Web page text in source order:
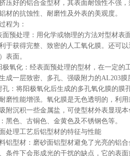
压好的铝合金型材，其表面耐蚀性不强
材的抗蚀性、耐磨性及外表的美观度。
程为：
面预处理：用化学或物理的方法对型材表
于获得完整、致密的人工氧化膜。还可
表面。
极氧化：经表面预处理的型材，在一定的
成一层致密、多孔、强吸附力的AL203膜
孔：将阳极氧化后生成的多孔氧化膜的膜
磨性能增强。氧化膜是无色透明的，利
附沉积一些金属盐，可使型材外表显现
黑色、古铜色、金黄色及不锈钢色等。
处理工艺后铝型材的特征与性能
铝型材：磨砂面铝型材避免了光亮的铝
条件下会形成光的干扰的缺点，它的表